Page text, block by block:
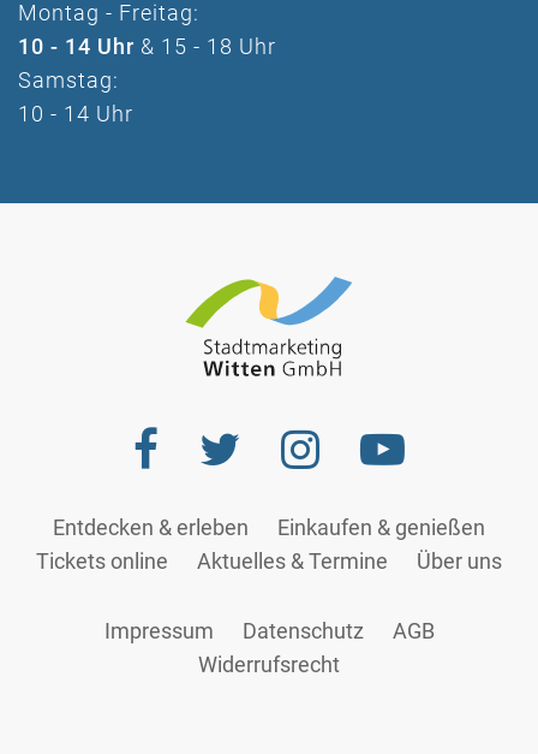
Montag - Freitag:
10 - 14 Uhr & 15 - 18 Uhr
Samstag:
10 - 14 Uhr
Entdecken & erleben
Einkaufen & genießen
Tickets online
Aktuelles & Termine Über uns
Impressum Datenschutz
AGB
Widerrufsrecht